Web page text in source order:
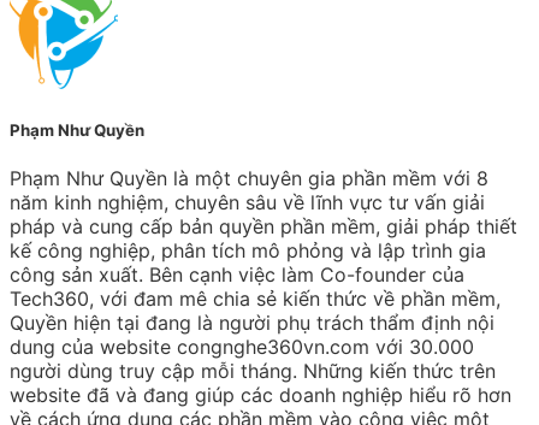
Phạm Như Quyền
Phạm Như Quyền là một chuyên gia phần mềm với 8
năm kinh nghiệm, chuyên sâu về lĩnh vực tư vấn giải
pháp và cung cấp bản quyền phần mềm, giải pháp thiết
kế công nghiệp, phân tích mô phỏng và lập trình gia
công sản xuất. Bên cạnh việc làm Co-founder của
Tech360, với đam mê chia sẻ kiến thức về phần mềm,
Quyền hiện tại đang là người phụ trách thẩm định nội
dung của website congnghe360vn.com với 30.000
người dùng truy cập mỗi tháng. Những kiến thức trên
website đã và đang giúp các doanh nghiệp hiểu rõ hơn
về cách ứng dụng các phần mềm vào công việc một